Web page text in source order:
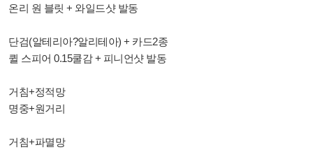
온리 원 블릿 + 와일드샷 발동
단검(알테리아?알리테아) + 카드2종
퀼 스피어 0.15쿨감 + 피니언샷 발동
거침+정적망
명중+원거리
거침+파멸망